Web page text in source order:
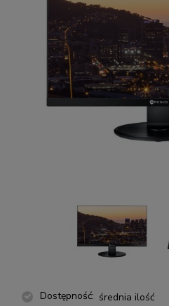
Dostępność: średnia ilość